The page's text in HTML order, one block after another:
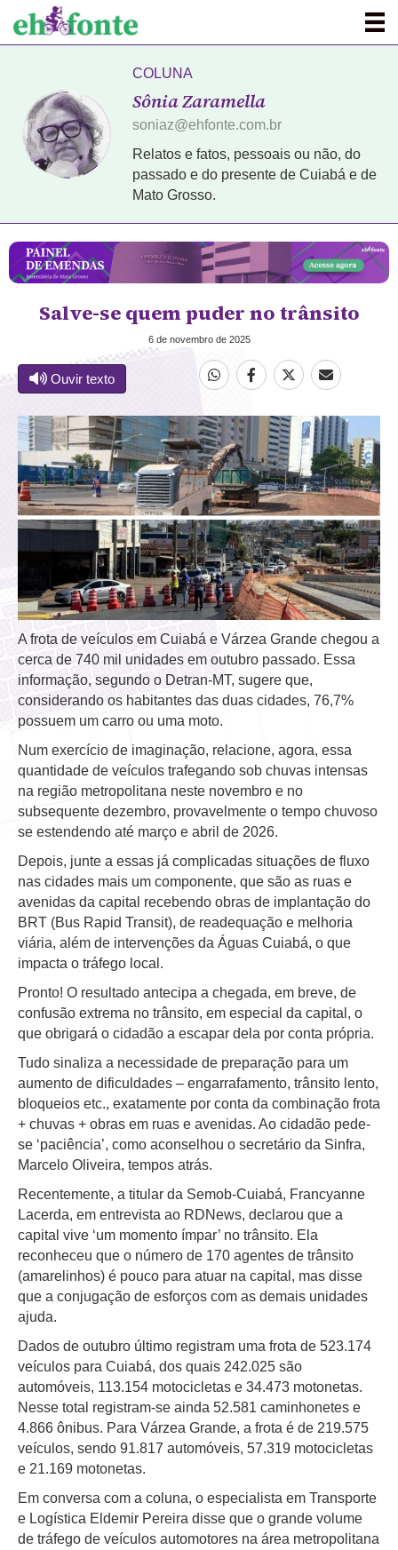
COLUNA
Sônia Zaramella
soniaz@ehfonte.com.br
Relatos e fatos, pessoais ou não, do
passado e do presente de Cuiabá e de
Mato Grosso.
Salve-se quem puder no trânsito
6 de novembro de 2025
Ouvir texto
A frota de veículos em Cuiabá e Várzea Grande chegou a
cerca de 740 mil unidades em outubro passado. Essa
informação, segundo o Detran-MT, sugere que,
considerando os habitantes das duas cidades, 76,7%
possuem um carro ou uma moto.
Num exercício de imaginação, relacione, agora, essa
quantidade de veículos trafegando sob chuvas intensas
na região metropolitana neste novembro e no
subsequente dezembro, provavelmente o tempo chuvoso
se estendendo até março e abril de 2026.
Depois, junte a essas já complicadas situações de fluxo
nas cidades mais um componente, que são as ruas e
avenidas da capital recebendo obras de implantação do
BRT (Bus Rapid Transit), de readequação e melhoria
viária, além de intervenções da Águas Cuiabá, o que
impacta o tráfego local.
Pronto! O resultado antecipa a chegada, em breve, de
confusão extrema no trânsito, em especial da capital, o
que obrigará o cidadão a escapar dela por conta própria.
Tudo sinaliza a necessidade de preparação para um
aumento de dificuldades – engarrafamento, trânsito lento,
bloqueios etc., exatamente por conta da combinação frota
+ chuvas + obras em ruas e avenidas. Ao cidadão pede-
se ‘paciência’, como aconselhou o secretário da Sinfra,
Marcelo Oliveira, tempos atrás.
Recentemente, a titular da Semob-Cuiabá, Francyanne
Lacerda, em entrevista ao RDNews, declarou que a
capital vive ‘um momento ímpar’ no trânsito. Ela
reconheceu que o número de 170 agentes de trânsito
(amarelinhos) é pouco para atuar na capital, mas disse
que a conjugação de esforços com as demais unidades
ajuda.
Dados de outubro último registram uma frota de 523.174
veículos para Cuiabá, dos quais 242.025 são
automóveis, 113.154 motocicletas e 34.473 motonetas.
Nesse total registram-se ainda 52.581 caminhonetes e
4.866 ônibus. Para Várzea Grande, a frota é de 219.575
veículos, sendo 91.817 automóveis, 57.319 motocicletas
e 21.169 motonetas.
Em conversa com a coluna, o especialista em Transporte
e Logística Eldemir Pereira disse que o grande volume
de tráfego de veículos automotores na área metropolitana